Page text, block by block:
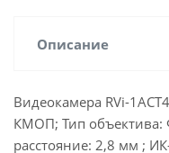
Описание
Видеокамера RVi-
КМОП; Тип
расстояние: 2,8 мм ;